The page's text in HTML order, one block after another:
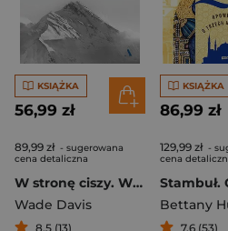
KSIĄŻKA
56,99 zł
89,99 zł - sugerowana
cena detaliczna
W stronę ciszy. Wielka wojna, Mallory oraz podbój Everestu
Wade Davis
8,5 (13)
KSIĄŻKA
86,99 zł
129,99 zł -
cena
Bettany
7,6 (53)